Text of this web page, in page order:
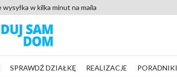
20 000 zadowolonych klientów od 2016 roku
SPRAWDŹ DZIAŁKĘ REALIZACJE PORADNIKI